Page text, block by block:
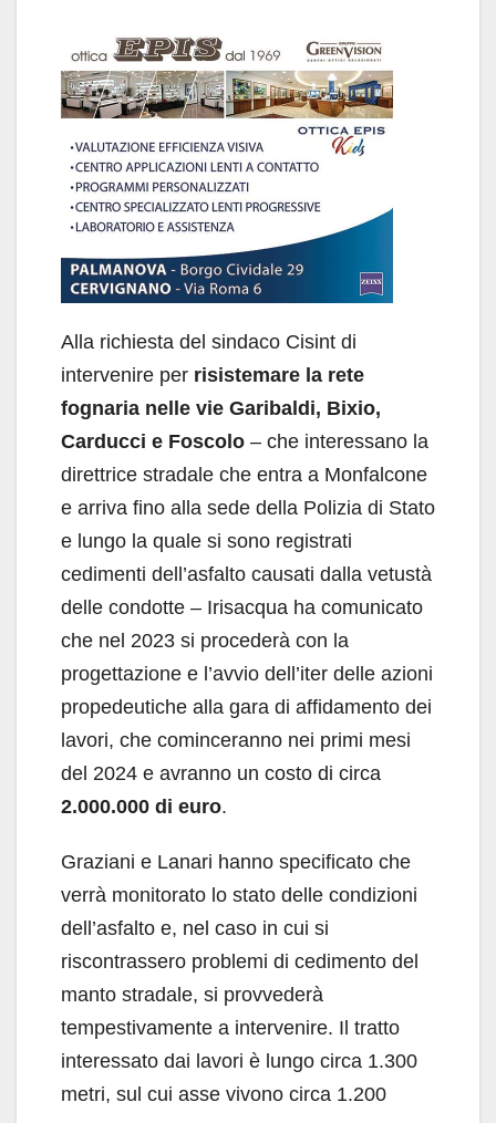
Alla richiesta del sindaco Cisint di
intervenire per risistemare la rete
fognaria nelle vie Garibaldi, Bixio,
Carducci e Foscolo – che interessano la
direttrice stradale che entra a Monfalcone
e arriva fino alla sede della Polizia di Stato
e lungo la quale si sono registrati
cedimenti dell’asfalto causati dalla vetustà
delle condotte – Irisacqua ha comunicato
che nel 2023 si procederà con la
progettazione e l’avvio dell’iter delle azioni
propedeutiche alla gara di affidamento dei
lavori, che cominceranno nei primi mesi
del 2024 e avranno un costo di circa
2.000.000 di euro.
Graziani e Lanari hanno specificato che
verrà monitorato lo stato delle condizioni
dell’asfalto e, nel caso in cui si
riscontrassero problemi di cedimento del
manto stradale, si provvederà
tempestivamente a intervenire. Il tratto
interessato dai lavori è lungo circa 1.300
metri, sul cui asse vivono circa 1.200